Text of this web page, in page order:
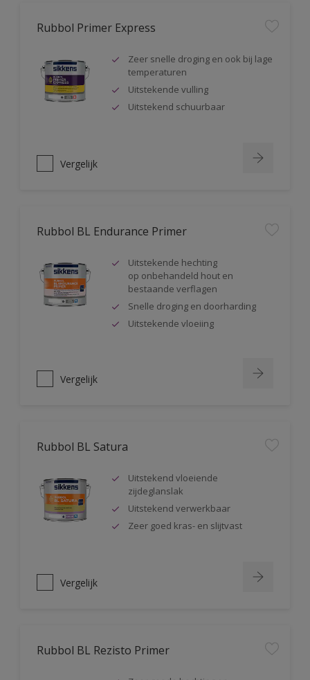
Rubbol Primer Express
Zeer snelle droging en ook bij lage
temperaturen
Uitstekende vulling
Uitstekend schuurbaar
Vergelijk
Rubbol BL Endurance Primer
Uitstekende hechting
op onbehandeld hout en
bestaande verflagen
Snelle droging en doorharding
Uitstekende vloeiing
Vergelijk
Rubbol BL Satura
Uitstekend vloeiende
zijdeglanslak
Uitstekend verwerkbaar
Zeer goed kras- en slijtvast
Vergelijk
Rubbol BL Rezisto Primer